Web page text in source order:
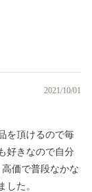
2021/10/01
を頂けるので毎
好きなので自分
価で普段なかな
した。